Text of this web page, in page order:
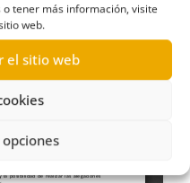
tener más información, visite
web.
el sitio web